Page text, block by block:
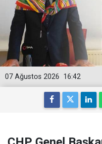
16:42
07 Ağustos 2026